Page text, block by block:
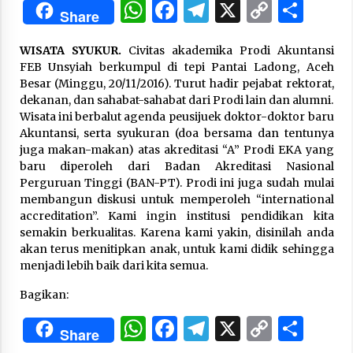
3 months ago
“Pohon Kehidupan”: Mati Dulu, Baru Hidup
3 months ago
“Manusia Digital”: Cerdas Lewat Sinyal
3 months ago
“Allahukrasi”: The Power of Management!
3 months ago
Manajemen “Qaddamat Lighad”: Menjadi
Manusia Visioner dan Beretika
Share WhatsApp
Facebook
Telegram
X Copy
WISATA SYUKUR. Civitas akademika Prodi Akuntansi
FEB Unsyiah berkumpul di tepi Pantai Ladong, Aceh
Besar (Minggu, 20/11/2016). Turut hadir pejabat rektorat,
dekanan, dan sahabat-sahabat dari Prodi lain dan alumni.
Wisata ini berbalut agenda peusijuek doktor-doktor baru
Akuntansi, serta syukuran (doa bersama dan tentunya
juga makan-makan) atas akreditasi “A” Prodi EKA yang
baru diperoleh dari Badan Akreditasi Nasional
Perguruan Tinggi (BAN-PT). Prodi ini juga sudah mulai
membangun diskusi untuk memperoleh “international
accreditation”. Kami ingin institusi pendidikan kita
semakin berkualitas. Karena kami yakin, disinilah anda
akan terus menitipkan anak, untuk kami didik sehingga
menjadi lebih baik dari kita semua.
Bagikan:
Share WhatsApp
Facebook
Telegram
X Copy